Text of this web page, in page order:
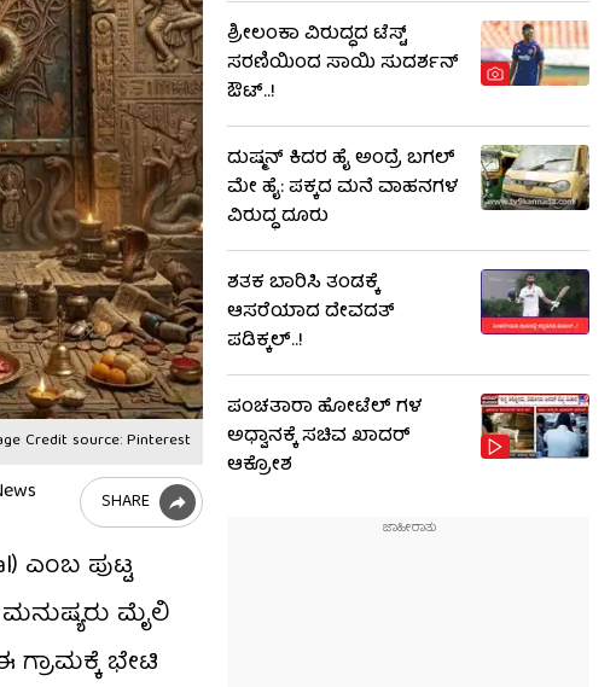
Credit source: Pinterest
SHARE
ಎಂಬ ಪುಟ್ಟ
ಮೈಲಿ
ಭೇಟಿ
ಶ್ರೀಲಂಕಾ ವಿರುದ್ಧದ ಟೆಸ್ಟ್
ಸರಣಿಯಿಂದ ಸಾಯಿ ಸುದರ್ಶನ್
ಔಟ್..!
ದುಷ್ಮನ್ ಕಿದರ ಹೈ ಅಂದ್ರೆ ಬಗಲ್
ಮೇ ಹೈ: ಪಕ್ಕದ ಮನೆ ವಾಹನಗಳ
ವಿರುದ್ಧ ದೂರು
ಶತಕ ಬಾರಿಸಿ ತಂಡಕ್ಕೆ
ಆಸರೆಯಾದ ದೇವದತ್
ಪಡಿಕ್ಕಲ್..!
ಪಂಚತಾರಾ ಹೋಟೆಲ್ ಗಳ
ಅಧ್ವಾನಕ್ಕೆ ಸಚಿವ ಖಾದರ್
ಆಕ್ರೋಶ